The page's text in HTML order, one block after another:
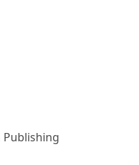
Publishing